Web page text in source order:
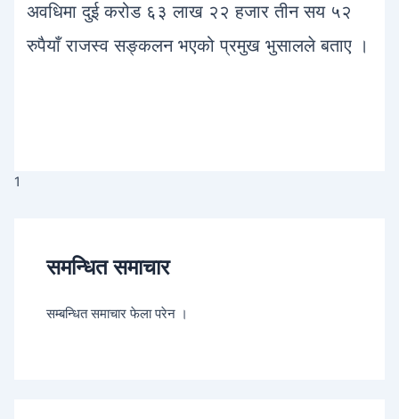
अवधिमा दुई करोड ६३ लाख २२ हजार तीन सय ५२
रुपैयाँ राजस्व सङ्कलन भएको प्रमुख भुसालले बताए ।
1
समन्धित समाचार
सम्बन्धित समाचार फेला परेन ।